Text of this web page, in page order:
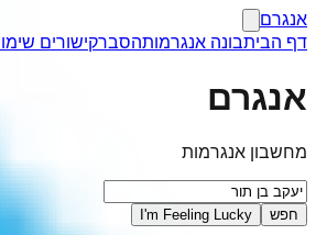
אנגרם
דף הביתבונה אנגרמותהסברקישורים
אנגרם
מחשבון אנגרמות
חפש I'm Feeling Lucky